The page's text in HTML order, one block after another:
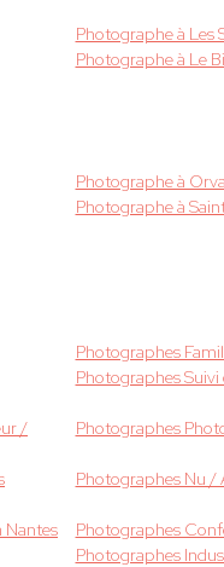
Photographe à Les
Photographe à Le
Photographe à
Photographe à
Photographes
Photographes
/
Photographes
Photographes Nu /
Nantes
Photographes
Photographes